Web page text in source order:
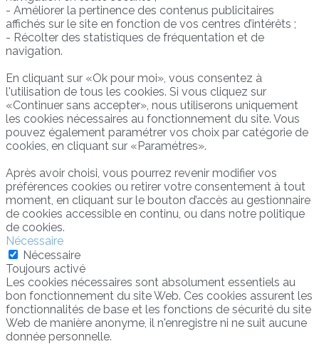
- Améliorer la pertinence des contenus publicitaires
affichés sur le site en fonction de vos centres d’intérêts ;
- Récolter des statistiques de fréquentation et de
navigation.
En cliquant sur «Ok pour moi», vous consentez à
l'utilisation de tous les cookies. Si vous cliquez sur
«Continuer sans accepter», nous utiliserons uniquement
les cookies nécessaires au fonctionnement du site. Vous
pouvez également paramétrer vos choix par catégorie de
cookies, en cliquant sur «Paramétres».
Après avoir choisi, vous pourrez revenir modifier vos
préférences cookies ou retirer votre consentement à tout
moment, en cliquant sur le bouton d’accès au gestionnaire
de cookies accessible en continu, ou dans notre politique
de cookies.
Nécessaire
Nécessaire
Toujours activé
Les cookies nécessaires sont absolument essentiels au
bon fonctionnement du site Web. Ces cookies assurent les
fonctionnalités de base et les fonctions de sécurité du site
Web de manière anonyme, il n'enregistre ni ne suit aucune
donnée personnelle.